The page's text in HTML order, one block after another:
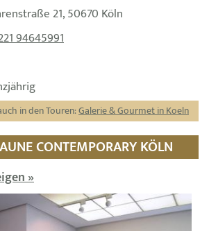
21, 50670 Köln
94645991
in den Touren:Galerie & Gourmet in Koeln
CONTEMPORARY KÖLN
»